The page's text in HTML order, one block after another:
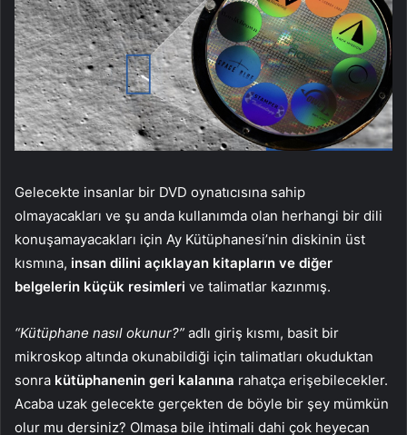
Gelecekte insanlar bir DVD oynatıcısına sahip
olmayacakları ve şu anda kullanımda olan herhangi bir dili
konuşamayacakları için Ay Kütüphanesi’nin diskinin üst
kısmına, insan dilini açıklayan kitapların ve diğer
belgelerin küçük resimleri ve talimatlar kazınmış.
“Kütüphane nasıl okunur?” adlı giriş kısmı, basit bir
mikroskop altında okunabildiği için talimatları okuduktan
sonra kütüphanenin geri kalanına rahatça erişebilecekler.
Acaba uzak gelecekte gerçekten de böyle bir şey mümkün
olur mu dersiniz? Olmasa bile ihtimali dahi çok heyecan